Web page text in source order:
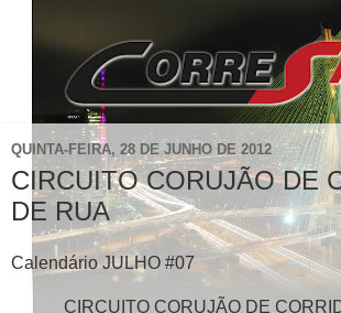
QUINTA-FEIRA, 28 DE JUNHO DE 2012
CIRCUITO CORUJÃO DE
DE RUA
Calendário JULHO #07
CIRCUITO CORUJÃO DE